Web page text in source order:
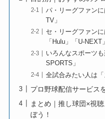
パ・リーグファン
TV」
セ・リーグファン
「Hulu」「U-
いろんなスポーツ
SPORTS」
全試合みたい人は「
プロ野球配信サービス
まとめ｜推し球団×視
ぼう！